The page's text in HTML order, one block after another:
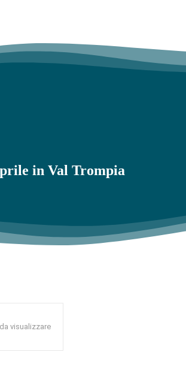
in Val Trompia
visualizzare